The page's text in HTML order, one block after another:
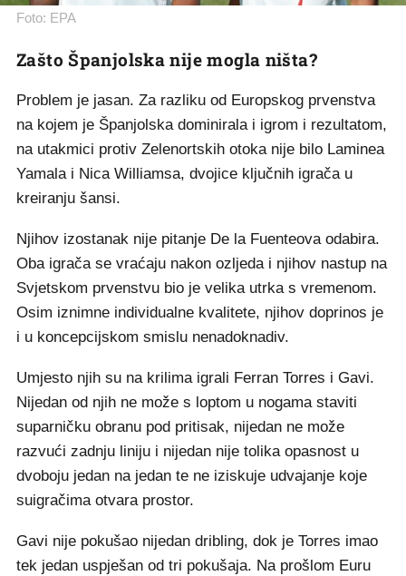
Foto: EPA
Zašto Španjolska nije mogla ništa?
Problem je jasan. Za razliku od Europskog prvenstva
na kojem je Španjolska dominirala i igrom i rezultatom,
na utakmici protiv Zelenortskih otoka nije bilo Laminea
Yamala i Nica Williamsa, dvojice ključnih igrača u
kreiranju šansi.
Njihov izostanak nije pitanje De la Fuenteova odabira.
Oba igrača se vraćaju nakon ozljeda i njihov nastup na
Svjetskom prvenstvu bio je velika utrka s vremenom.
Osim iznimne individualne kvalitete, njihov doprinos je
i u koncepcijskom smislu nenadoknadiv.
Umjesto njih su na krilima igrali Ferran Torres i Gavi.
Nijedan od njih ne može s loptom u nogama staviti
suparničku obranu pod pritisak, nijedan ne može
razvući zadnju liniju i nijedan nije tolika opasnost u
dvoboju jedan na jedan te ne iziskuje udvajanje koje
suigračima otvara prostor.
Gavi nije pokušao nijedan dribling, dok je Torres imao
tek jedan uspješan od tri pokušaja. Na prošlom Euru